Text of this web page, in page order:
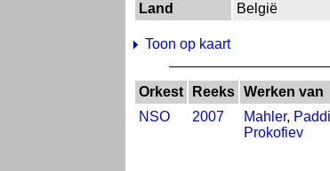
Land
België
Toon op kaart
Orkest Reeks Werken van
NSO
2007 Mahler,
Prokofiev